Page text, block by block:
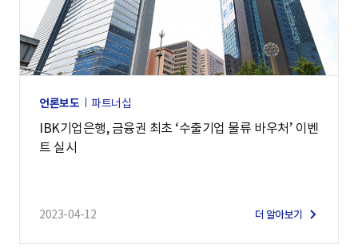
언론보도 파트너십
IBK기업은행, 금융권 최초 ‘수출기업 물류 바우처’ 이벤
트 실시
2023-04-12 더 알아보기